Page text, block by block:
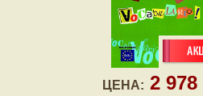
ЦЕНА: 2 978